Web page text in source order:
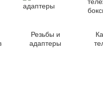
Резьбы и
адаптеры